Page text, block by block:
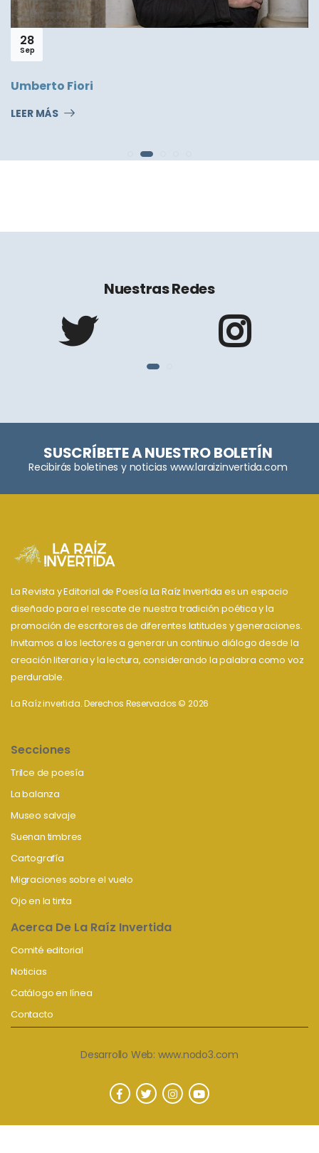
30
Jun
Seis poemas de Carlos Germán Belli
LEER MÁS
Nuestras Redes
SUSCRÍBETE A NUESTRO BOLETÍN
Recibirás boletines y noticias www.laraizinvertida.com
La Revista y Editorial de Poesía La Raíz Invertida es un espacio
diseñado para el rescate de nuestra tradición poética y la
promoción de escritores de diferentes latitudes y generaciones.
Invitamos a los lectores a generar un continuo diálogo desde la
creación literaria y la lectura, considerando la palabra como voz
perdurable.
La Raíz invertida. Derechos Reservados © 2026
Secciones
Trilce de poesía
La balanza
Museo salvaje
Suenan timbres
Cartografía
Migraciones sobre el vuelo
Ojo en la tinta
Acerca De La Raíz Invertida
Comité editorial
Noticias
Catálogo en línea
Contacto
Desarrollo Web: www.nodo3.com